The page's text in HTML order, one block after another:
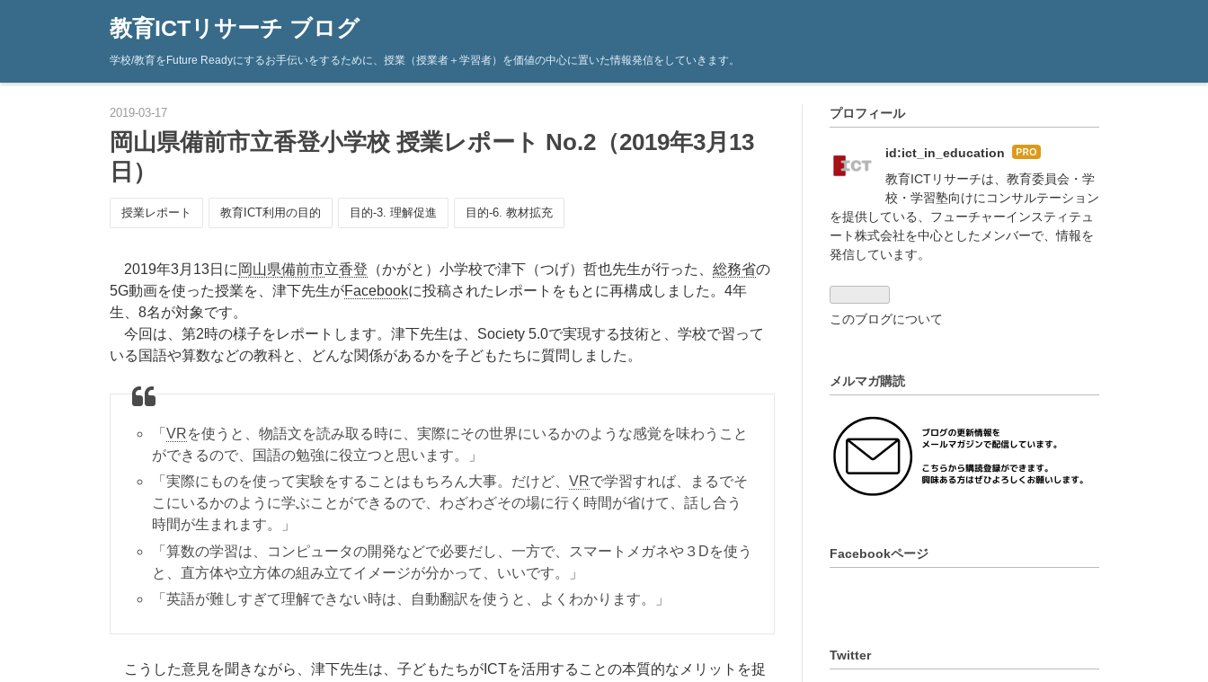
教育ICTリサーチ ブログ
学校/教育をFuture Readyにするお手伝いをするために、授業（授業者＋学習者）を価値の中心に置いた情報発信をしていきます。
2019-03-17
岡山県備前市立香登小学校 授業レポート No.2（2019年3月13
日）
授業レポート 教育ICT利用の目的 目的-3. 理解促進 目的-6. 教材拡充
2019年3月13日に 岡山県備前市立香登 （かがと）小学校で津下（つげ）哲也先生が行った、 総務省の
5G動画を使った授業を、津下先生がFacebookに投稿されたレポートをもとに再構成しました。4年
生、8名が対象です。
今回は、第2時の様子をレポートします。津下先生は、Society 5.0で実現する技術と、学校で習って
いる国語や算数などの教科と、どんな関係があるかを子どもたちに質問しました。
「 VRを使うと、物語文を読み取る時に、実際にその世界にいるかのような感覚を味わうこと
ができるので、国語の勉強に役立つと思います。」
「実際にものを使って実験をすることはもちろん大事。だけど、 VRで学習すれば、まるでそ
こにいるかのように学ぶことができるので、わざわざその場に行く時間が省けて、話し合う
時間が生まれます。」
「算数の学習は、コンピュータの開発などで必要だし、一方で、スマートメガネや３Dを使う
と、直方体や立方体の組み立てイメージが分かって、いいです。」
「英語が難しすぎて理解できない時は、自動翻訳を使うと、よくわかります。」
こうした意見を聞きながら、津下先生は、子どもたちがICTを活用することの本質的なメリットを捉
プロフィール
id:ict_in_education はて
なブ
ログ
Pro
教育ICTリサーチは、教育委員会・学
校・学習塾向けにコンサルテーション
を提供している、フューチャーインスティテュ
ート株式会社を中心としたメンバーで、情報を
発信しています。
このブログについて
メルマガ購読
Facebookページ
Twitter